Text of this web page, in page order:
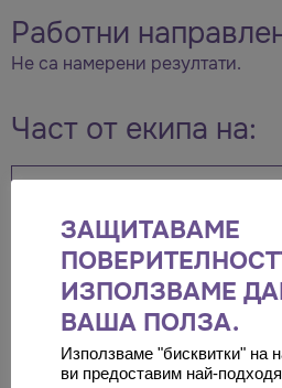
Работни
Не са намерени резултати.
Част от екипа на:
частна
ЗАЩИТАВАМЕ
ИЗПОЛЗВАМЕ
ВАША ПОЛЗА.
Използваме "бисквитки" на
ви предоставим най-